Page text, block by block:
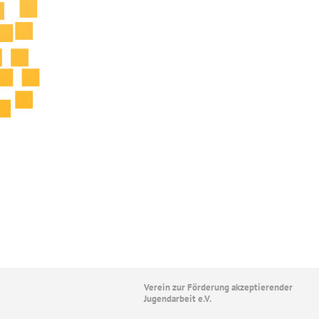
Verein zur Förderung akzeptierender
Jugendarbeit e.V.